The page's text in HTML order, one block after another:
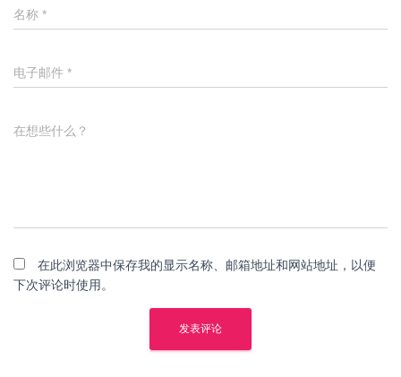
名称 *
电子邮件 *
在想些什么？
在此浏览器中保存我的显示名称、邮箱地址和网站地址，以便
下次评论时使用。